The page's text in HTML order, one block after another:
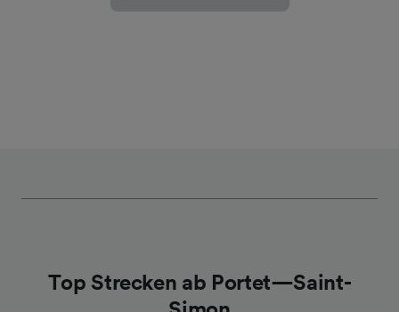
Top Strecken ab Portet—Saint-